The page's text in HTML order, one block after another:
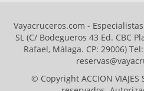
Vayacruceros.com -
SL (C/ Bodegueros 43 Ed. CBC
Rafael, Málaga. CP: 29006)
© Copyright ACCION